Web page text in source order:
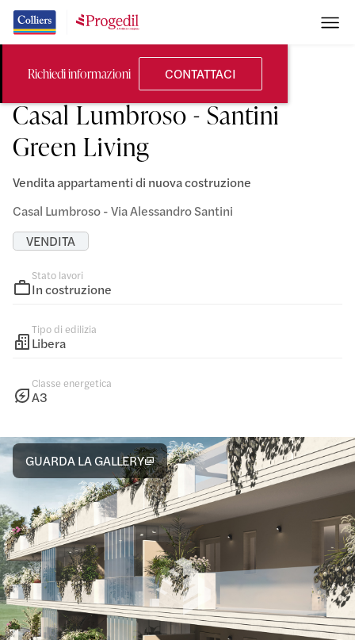
Richiedi informazioni CONTATTACI
RESIDENZIALE
Casal Lumbroso - Santini
Green Living
Vendita appartamenti di nuova costruzione
Casal Lumbroso - Via Alessandro Santini
VENDITA
Stato lavori
In costruzione
Tipo di edilizia
Libera
Classe energetica
A3
GUARDA LA GALLERY